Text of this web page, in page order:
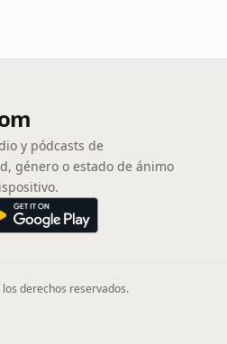
y pódcasts de
género o estado de ánimo
derechos reservados.